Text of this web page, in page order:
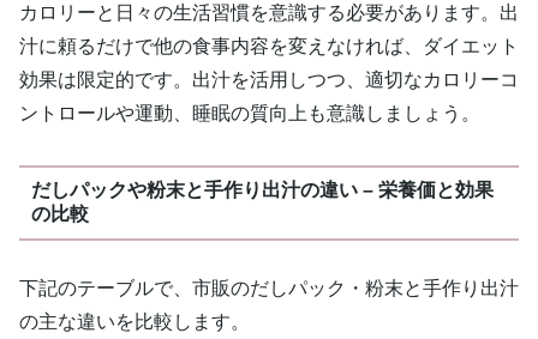
カロリーと日々の生活習慣を意識する必要があります。出
汁に頼るだけで他の食事内容を変えなければ、ダイエット
効果は限定的です。出汁を活用しつつ、適切なカロリーコ
ントロールや運動、睡眠の質向上も意識しましょう。
だしパックや粉末と手作り出汁の違い – 栄養価と効果
の比較
下記のテーブルで、市販のだしパック・粉末と手作り出汁
の主な違いを比較します。